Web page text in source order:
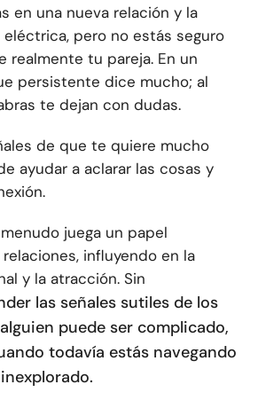
en una nueva relación y la
pero no estás seguro
realmente tu pareja. En un
persistente dice mucho; al
te dejan con dudas.
de que te quiere mucho
ayudar a aclarar las cosas y
juega un papel
influyendo en la
y la atracción. Sin
las señales sutiles de los
puede ser complicado,
todavía estás navegando